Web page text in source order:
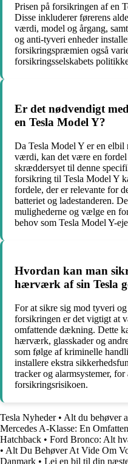
Prisen på forsikringen af en
Disse inkluderer førerens
værdi, model og årgang,
og anti-tyveri enheder
forsikringspræmien også
forsikringsselskabets
Er det nødvendigt
en Tesla Model Y?
Da Tesla Model Y er en elbil
værdi, kan det være en
skræddersyet til denne
forsikring til Tesla Model Y
fordele, der er relevante for
batteriet og ladestanderen.
mulighederne og vælge en
behov som Tesla Model Y-
Hvordan kan man
hærværk af sin Tesla
For at sikre sig mod tyveri
forsikringen er det vigtigt at
omfattende dækning. Dette
hærværk, glasskader og
som følge af kriminelle
installere ekstra
tracker og alarmsystemer,
forsikringsrisikoen.
Tesla Nyheder• Alt du behøver
Mercedes A-Klasse: En
Hatchback • Ford Bronco: Alt
• Alt Du Behøver At Vide Om
Danmark • Lej en bil til din